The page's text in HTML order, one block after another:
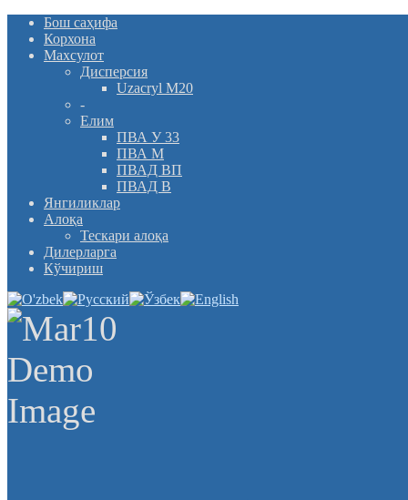
Бош саҳифа
Корхона
Махсулот
Дисперсия
Uzacryl M20
-
Елим
ПВА У 33
ПВА М
ПВАД ВП
ПВАД В
Янгиликлар
Алоқа
Тескари алоқа
Дилерларга
Кўчириш